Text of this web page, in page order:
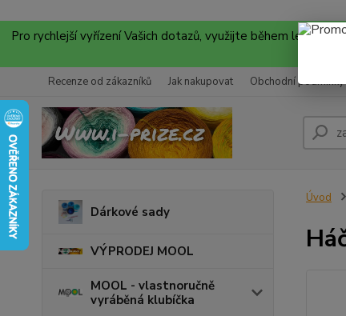
Pro rychlejší vyřízení Vašich dotazů, využijte během letních
Recenze od zákazníků Jak nakupovat Obchodní podmínky
Dárkové sady
VÝPRODEJ MOOL
MOOL - vlastnoručně
vyráběná klubíčka
Úvod